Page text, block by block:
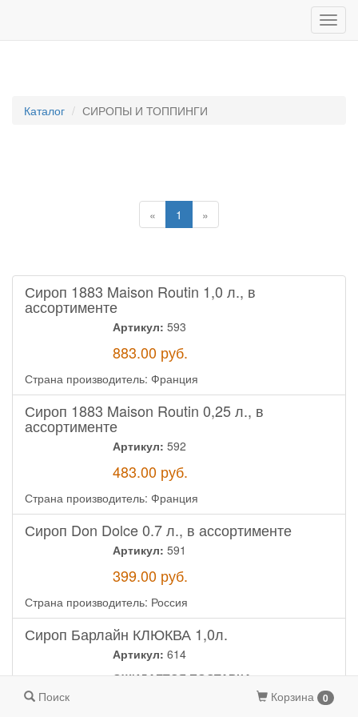
Каталог СИРОПЫ И ТОППИНГИ
« 1 »
Сироп 1883 Maison Routin 1,0 л., в
ассортименте
Артикул: 593
883.00 руб.
Страна производитель: Франция
Сироп 1883 Maison Routin 0,25 л., в
ассортименте
Артикул: 592
483.00 руб.
Страна производитель: Франция
Сироп Don Dolce 0.7 л., в ассортименте
Артикул: 591
399.00 руб.
Страна производитель: Россия
Сироп Барлайн КЛЮКВА 1,0л.
Артикул: 614
ОЖИДАЕТСЯ ПОСТАВКА
Поиск Корзина 0